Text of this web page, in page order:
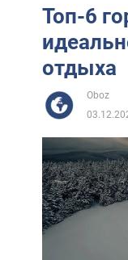
Топ-6
отдыха
Oboz